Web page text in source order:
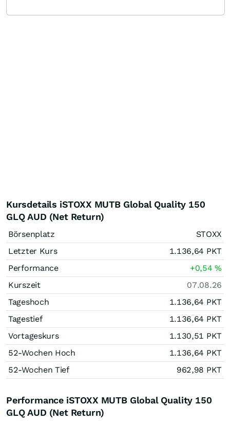
Kursdetails iSTOXX MUTB Global Quality 150
GLQ AUD (Net Return)
Börsenplatz
STOXX
Letzter Kurs
1.136,64 PKT
Performance
+0,54%
Kurszeit
07.08.26
Tageshoch
1.136,64 PKT
Tagestief
1.136,64 PKT
Vortageskurs
1.130,51 PKT
52-Wochen Hoch
1.136,64 PKT
52-Wochen Tief
962,98 PKT
Performance iSTOXX MUTB Global Quality 150
GLQ AUD (Net Return)